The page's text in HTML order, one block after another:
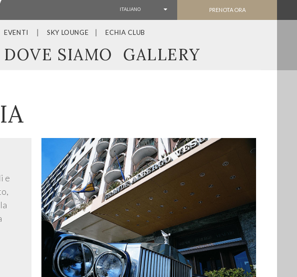
PRENOTA ORA
ITALIANO
EVENTI SKY LOUNGE ECHIA CLUB
DOVE SIAMO GALLERY
e